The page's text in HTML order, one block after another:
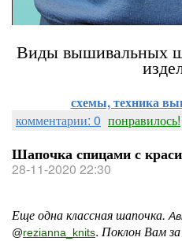
Виды вышивальных
схемы, техника
комментарии: 0 понравилось!
Шапочка спицами с
28-11-2020 22:30
Еще одна классная шапочка.
@rezianna_knits. Поклон Вам